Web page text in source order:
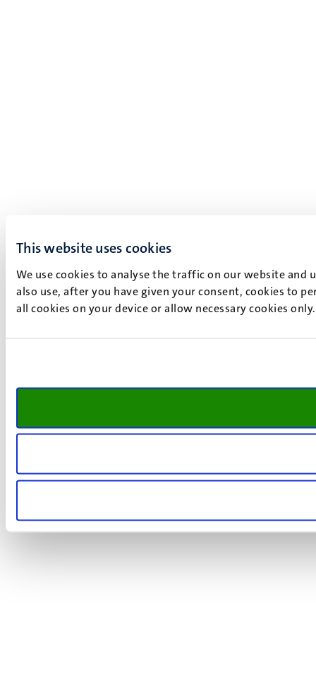
This website uses cookies
We use cookies to analyse the traffic on our website and
also use, after you have given your consent, cookies to
all cookies on your device or allow necessary cookies